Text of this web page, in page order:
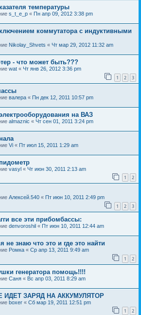
температуры
s_t_e_p « Пн апр 09, 2012 3:38 pm
коммутатора с индуктивными
Nikolay_Shvets « Чт мар 29, 2012 11:32 am
- что может быть???
wat « Чт янв 26, 2012 3:36 pm
1 2 3
валера « Пн дек 12, 2011 10:57 pm
на ВАЗ
almaznic « Чт сен 01, 2011 3:24 pm
Vi « Пт июл 15, 2011 1:29 am
vasyl « Чт июн 30, 2011 2:13 am
1 2
Алексей.540 « Пт июн 10, 2011 2:49 pm
1 2 3
все эти прибомбассы:
denvoroshil « Пт июн 10, 2011 12:44 am
не знаю что это и где это найти
Ромка « Ср апр 13, 2011 9:49 am
1 2
генератора помощь!!!!
Саня « Вс апр 03, 2011 8:29 am
ИДЕТ ЗАРЯД НА АККУМУЛЯТОР
boxer « Сб мар 19, 2011 12:51 pm
1 2